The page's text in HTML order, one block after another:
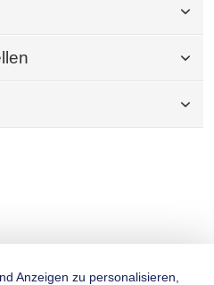
Anzeigen zu personalisieren,